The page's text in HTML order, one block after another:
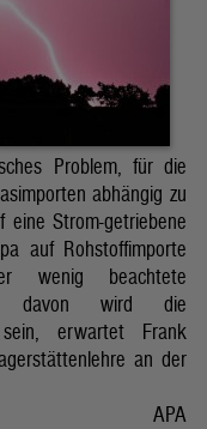
Problem, für die
abhängig zu
Strom-getriebene
auf Rohstoffimporte
wenig beachtete
davon wird die
erwartet Frank
an der
APA